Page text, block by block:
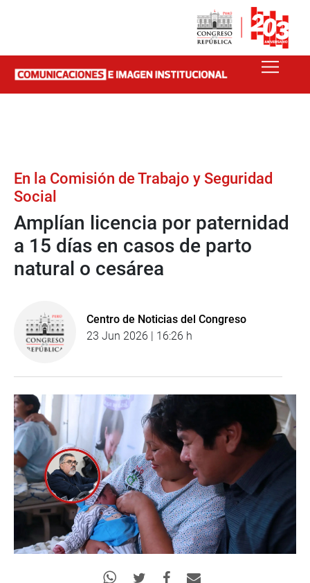
En la Comisión de Trabajo y Seguridad
Social
Amplían licencia por paternidad
a 15 días en casos de parto
natural o cesárea
Centro de Noticias del Congreso
23 Jun 2026 | 16:26 h